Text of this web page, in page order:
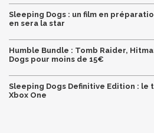
Sleeping Dogs : un film en
en sera la star
Humble Bundle : Tomb Raider,
Dogs pour moins de 15€
Sleeping Dogs Definitive Edition : le
Xbox One